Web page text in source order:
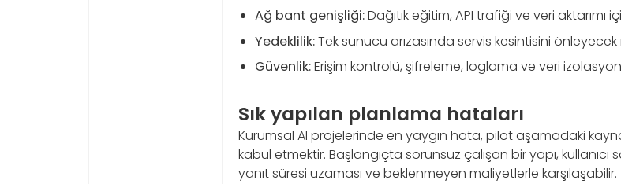
Ağ bant genişliği:Dağıtık eğitim, API trafiği ve veri aktarımı
Yedeklilik:Tek sunucu arızasında servis kesintisini önleyecek
Güvenlik:Erişim kontrolü, şifreleme, loglama ve veri
Sık yapılan planlama hataları
Kurumsal AI projelerinde en yaygın hata, pilot aşamadaki
kabul etmektir. Başlangıçta sorunsuz çalışan bir yapı, kullanıcı
yanıt süresi uzaması ve beklenmeyen maliyetlerle karşılaşabilir.